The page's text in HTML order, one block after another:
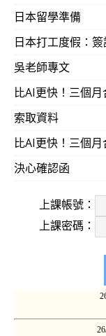
日本留學準備
日本打工度假：
吳老師專文
比AI更快！三個
索取資料
比AI更快！三個
決心確認函
上課帳號：
上課密碼：